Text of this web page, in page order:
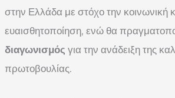
στην Ελλάδα με στόχο την κοινωνική
ευαισθητοποίηση, ενώ θα
διαγωνισμός για την ανάδειξη της
πρωτοβουλίας.